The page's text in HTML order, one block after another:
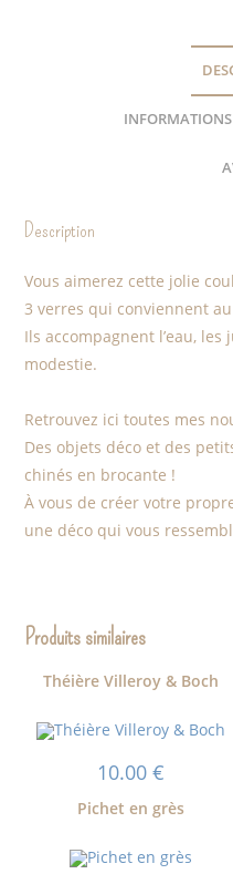
Description
Vous aimerez cette jolie
3 verres qui conviennent
Ils accompagnent l’eau,
modestie.
Retrouvez ici toutes mes
Des objets déco et des
chinés en brocante !
À vous de créer votre
une déco qui vous
Produits similaires
Théière Villeroy & Boch
10.00 €
Pichet en grès